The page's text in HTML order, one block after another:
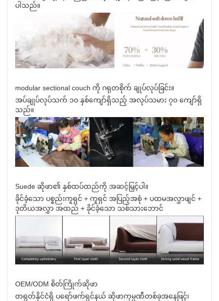
ပါသည်။
modular sectional couch ကို ဂရုတစိုက် ချုပ်လုပ်ခြင်း။
အပ်ချုပ်လုပ်သက် ၁၀ နှစ်ကျော်ရှိသည့် အလုပ်သမား ၇၀ ကျော်ရှိ
သည်။
Suede ဆိုဖာ၏ နှစ်ထပ်ထည်ကို အဆင့်မြှင့်ပါ။
ခိုင်ခံ့သော ပစ္စည်းကူရှင် + ကူရှင် အပြည့်အစုံ + ပထမအလွှာဖျင် +
ဒုတိယအလွှာ အထည် + ခိုင်ခံ့သော သစ်သားဘောင်
OEM/ODM စိတ်ကြိုက်ဆိုဖာ
တရုတ်နိုင်ငံရှိ ပရော်ဖက်ရှင်နယ် ဆိုဖာကုမ္ပဏီတစ်ခုအနေဖြင့်၊